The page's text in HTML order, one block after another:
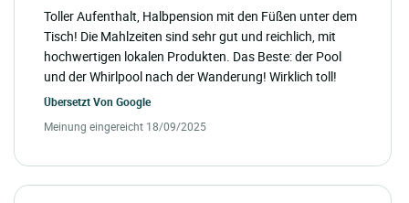
Toller Aufenthalt, Halbpension mit den Füßen unter dem
Tisch! Die Mahlzeiten sind sehr gut und reichlich, mit
hochwertigen lokalen Produkten. Das Beste: der Pool
und der Whirlpool nach der Wanderung! Wirklich toll!
Übersetzt Von Google
Meinung eingereicht 18/09/2025